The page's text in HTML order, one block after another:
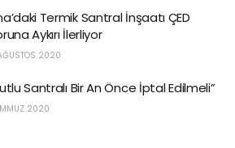
Termik Santral İnşaatı ÇED
Aykırı İlerliyor
2020
Santralı Bir An Önce İptal Edilmeli”
2020